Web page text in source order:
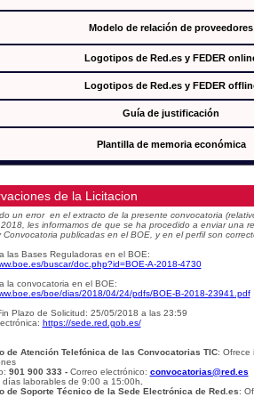
Modelo de relación de proveedores
Logotipos de Red.es y FEDER
Logotipos de Red.es y FEDER
Guía de justificación
Plantilla de memoria económica
de la Licitacion
un error en el extracto de la presente convocatoria
les informamos de que se ha procedido a enviar una
Convocatoria publicadas en el BOE, y en el perfil son
las Bases Reguladoras en el BOE:
buscar/doc.php?id=BOE-A-2018-4730
la convocatoria en el BOE:
boe/dias/2018/04/24/pdfs/BOE-B-2018-23941.pdf
Plazo de Solicitud: 25/05/2018 a las 23:59
https://sede.red.gob.es/
de Atención Telefónica de las Convocatorias TIC: Ofrece
901 900 333 - Correo electrónico: convocatorias@red.es
días laborables de 9:00 a 15:00h
de Soporte Técnico de la Sede Electrónica de Red.es: